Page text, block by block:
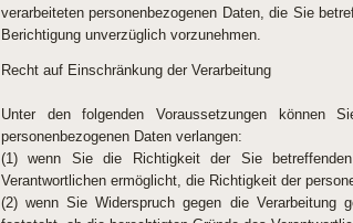
verarbeiteten personenbezogenen Daten, die Sie
Berichtigung unverzüglich vorzunehmen.
Recht auf Einschränkung der Verarbeitung
Unter den folgenden Voraussetzungen können
personenbezogenen Daten verlangen:
(1) wenn Sie die Richtigkeit der Sie
Verantwortlichen ermöglicht, die Richtigkeit der
(2) wenn Sie Widerspruch gegen die